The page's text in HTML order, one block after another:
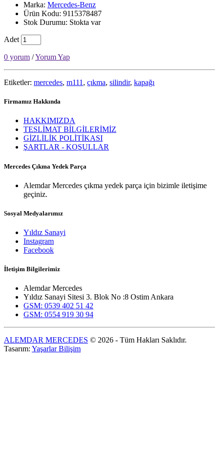
Marka: Mercedes-Benz
Ürün Kodu: 9115378487
Stok Durumu: Stokta var
Adet
0 yorum /Yorum Yap
Etiketler: mercedes, m111 , çıkma, silindir, kapağı
Firmamız Hakkında
HAKKIMIZDA
TESLİMAT BİLGİLERİMİZ
GİZLİLİK POLİTİKASI
ŞARTLAR - KOŞULLAR
Mercedes Çıkma Yedek Parça
Alemdar Mercedes çıkma yedek parça için bizimle iletişime
geçiniz.
Sosyal Medyalarımız
Yıldız Sanayi
Instagram
Facebook
İletişim Bilgilerimiz
Alemdar Mercedes
Yıldız Sanayi Sitesi 3. Blok No :8 Ostim Ankara
GSM: 0539 402 51 42
GSM: 0554 919 30 94
ALEMDAR MERCEDES © 2026 - Tüm Hakları Saklıdır.
Tasarım: Yaşarlar Bilişim